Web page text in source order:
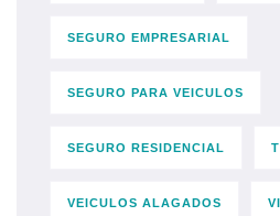
SEGURO EMPRESARIAL
SEGURO PARA VEICULOS
SEGURO RESIDENCIAL
VEICULOS ALAGADOS